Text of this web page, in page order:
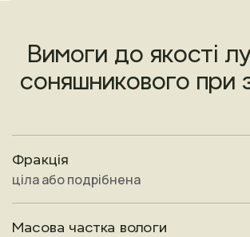
Вимоги до якості
соняшникового при
Фракція
ціла або подрібнена
Масова частка вологи